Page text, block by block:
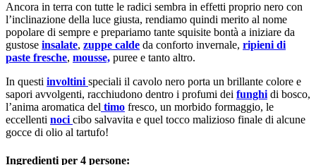
Ancora in terra con tutte le radici sembra in effetti proprio nero con
l’inclinazione della luce giusta, rendiamo quindi merito al nome
popolare di sempre e prepariamo tante squisite bontà a iniziare da
gustose insalate, zuppe calde da conforto invernale, ripieni di
paste fresche, mousse, puree e tanto altro.
In questi involtini speciali il cavolo nero porta un brillante colore e
sapori avvolgenti, racchiudono dentro i profumi dei funghidi bosco,
l’anima aromatica del timo fresco, un morbido formaggio, le
eccellenti noci cibo salvavita e quel tocco malizioso finale di alcune
gocce di olio al tartufo!
Ingredienti per 4 persone: